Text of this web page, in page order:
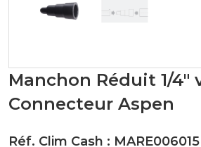
Manchon Réduit 1/4"
Connecteur Aspen
Réf. Clim Cash : MARE006015